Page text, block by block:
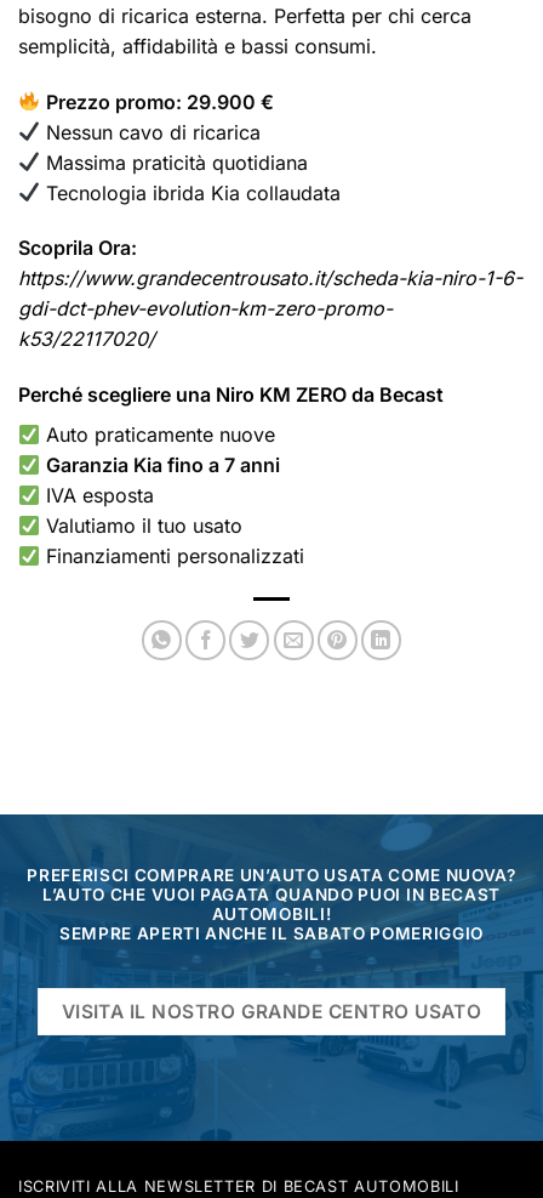
bisogno di ricarica esterna. Perfetta per chi cerca
semplicità, affidabilità e bassi consumi.
Prezzo promo: 29.900 €
Nessun cavo di ricarica
Massima praticità quotidiana
Tecnologia ibrida Kia collaudata
Scoprila Ora:
https://www.grandecentrousato.it/scheda-kia-niro-1-6-
gdi-dct-phev-evolution-km-zero-promo-
k53/22117020/
Perché scegliere una Niro KM ZERO da Becast
Auto praticamente nuove
Garanzia Kia fino a 7 anni
IVA esposta
Valutiamo il tuo usato
Finanziamenti personalizzati
PREFERISCI COMPRARE UN’AUTO USATA COME NUOVA?
L’AUTO CHE VUOI PAGATA QUANDO PUOI IN BECAST
AUTOMOBILI!
SEMPRE APERTI ANCHE IL SABATO POMERIGGIO
VISITA IL NOSTRO GRANDE CENTRO USATO
ISCRIVITI ALLA NEWSLETTER DI BECAST AUTOMOBILI